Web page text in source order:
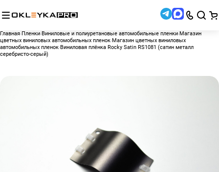
Главная Пленки Виниловые и полиуретановые автомобильные пленки Магазин
цветных виниловых автомобильных пленок Магазин цветных виниловых
автомобильных пленок Виниловая плёнка Rocky Satin RS1081 (сатин металл
серебристо-серый)